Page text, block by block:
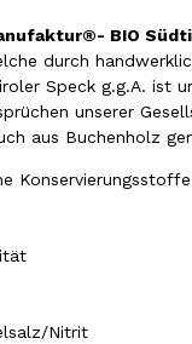
BIO
durch
Speck g.g.A. ist
unserer
aus Buchenholz
Konservierungsstoffe
Nitrit